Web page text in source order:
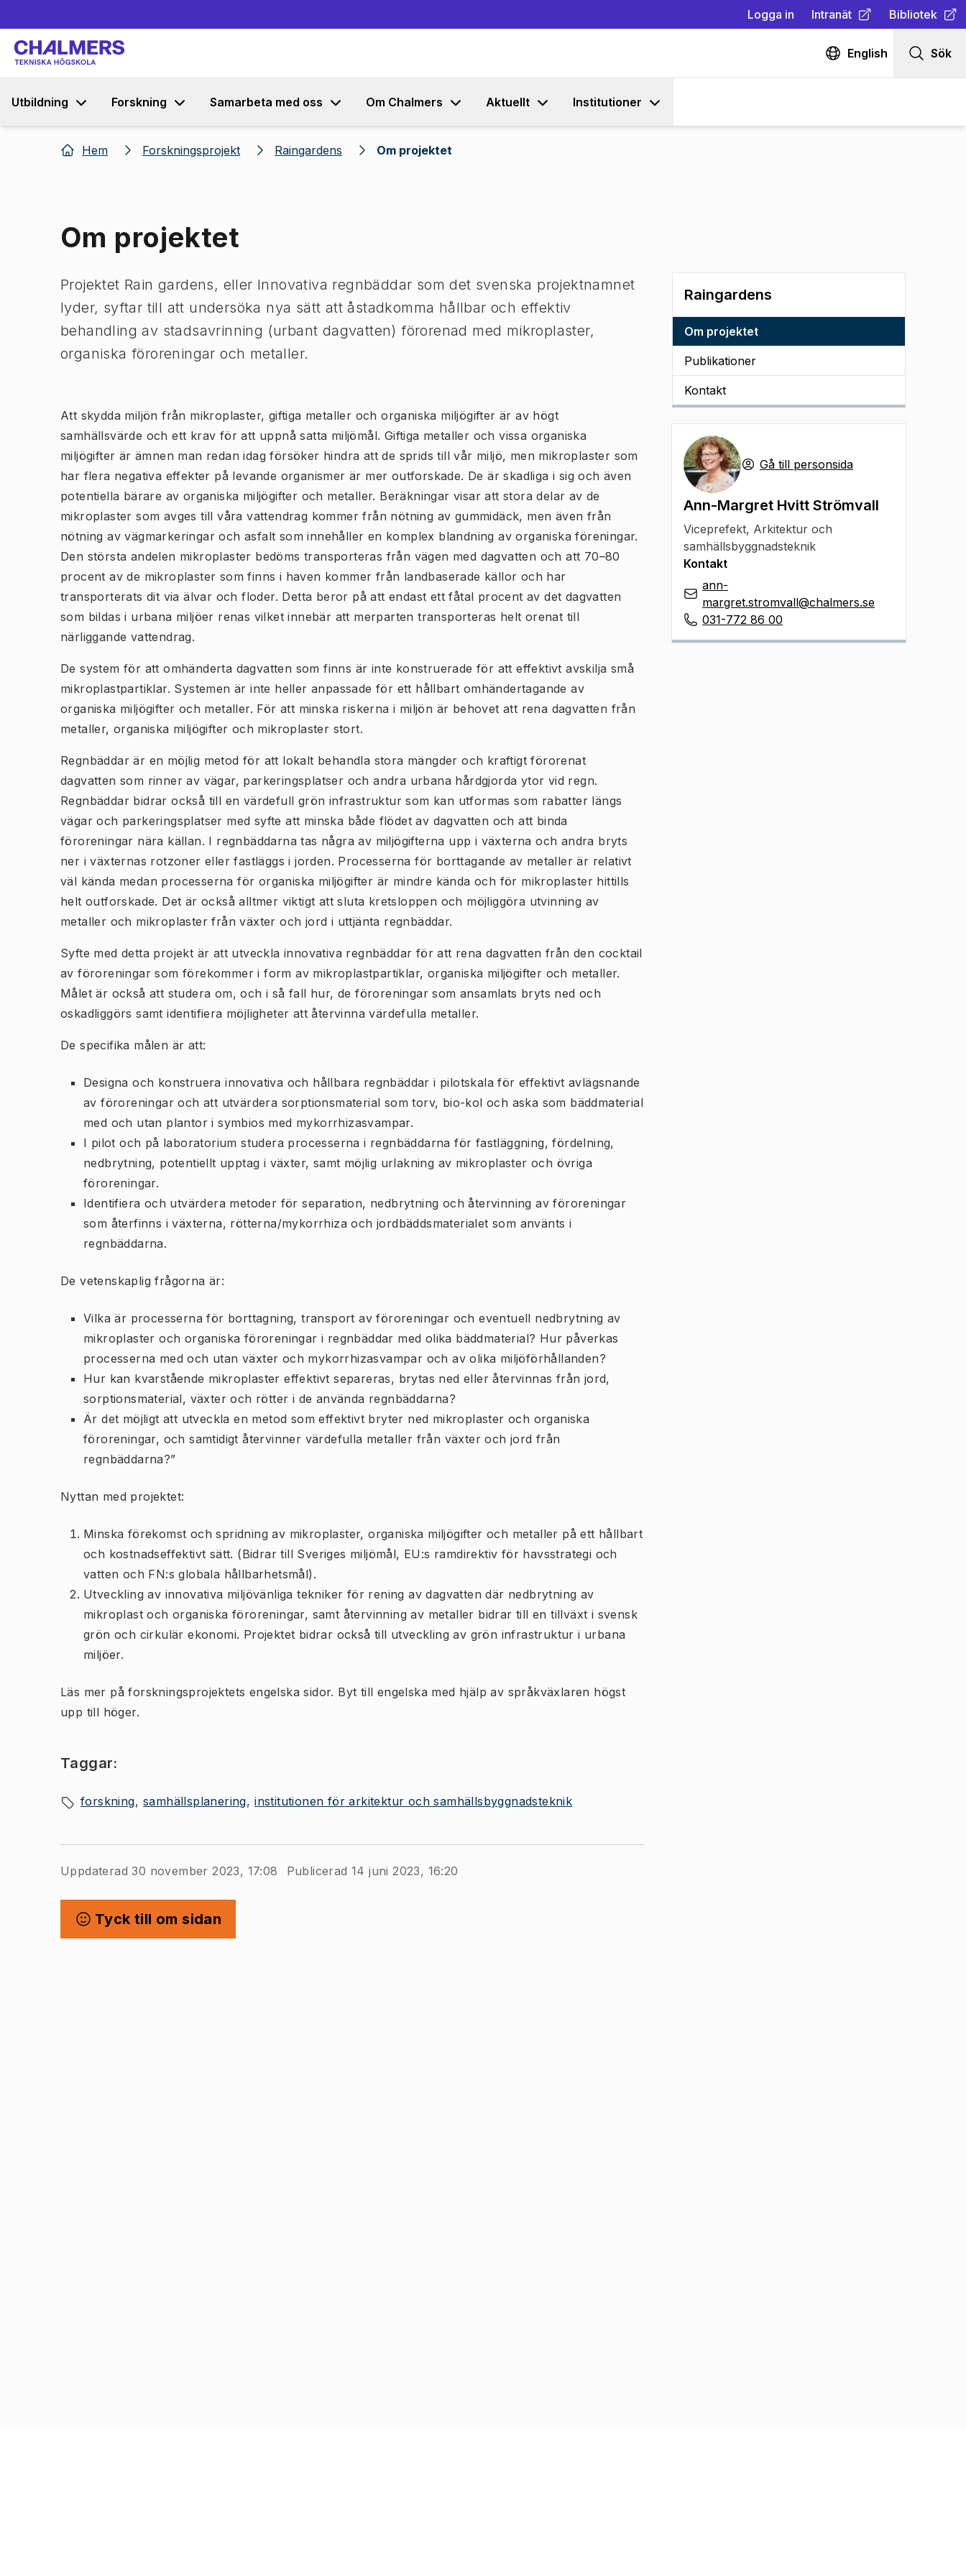
Logga in Intranät
(Öppnas i ny flik)
Bibliotek
(Öppnas i ny
English Sök
Utbildning Forskning Samarbeta med oss Om Chalmers Aktuellt Institutioner
Hem Forskningsprojekt Raingardens Om projektet
Om projektet
Projektet Rain gardens, eller Innovativa regnbäddar som det svenska projektnamnet
lyder, syftar till att undersöka nya sätt att åstadkomma hållbar och effektiv
behandling av stadsavrinning (urbant dagvatten) förorenad med mikroplaster,
organiska föroreningar och metaller.
Att skydda miljön från mikroplaster, giftiga metaller och organiska miljögifter är av högt
samhällsvärde och ett krav för att uppnå satta miljömål. Giftiga metaller och vissa organiska
miljögifter är ämnen man redan idag försöker hindra att de sprids till vår miljö, men mikroplaster som
har flera negativa effekter på levande organismer är mer outforskade. De är skadliga i sig och även
potentiella bärare av organiska miljögifter och metaller. Beräkningar visar att stora delar av de
mikroplaster som avges till våra vattendrag kommer från nötning av gummidäck, men även från
nötning av vägmarkeringar och asfalt som innehåller en komplex blandning av organiska föreningar.
Den största andelen mikroplaster bedöms transporteras från vägen med dagvatten och att 70–80
procent av de mikroplaster som finns i haven kommer från landbaserade källor och har
transporterats dit via älvar och floder. Detta beror på att endast ett fåtal procent av det dagvatten
som bildas i urbana miljöer renas vilket innebär att merparten transporteras helt orenat till
närliggande vattendrag.
De system för att omhänderta dagvatten som finns är inte konstruerade för att effektivt avskilja små
mikroplastpartiklar. Systemen är inte heller anpassade för ett hållbart omhändertagande av
organiska miljögifter och metaller. För att minska riskerna i miljön är behovet att rena dagvatten från
metaller, organiska miljögifter och mikroplaster stort.
Regnbäddar är en möjlig metod för att lokalt behandla stora mängder och kraftigt förorenat
dagvatten som rinner av vägar, parkeringsplatser och andra urbana hårdgjorda ytor vid regn.
Regnbäddar bidrar också till en värdefull grön infrastruktur som kan utformas som rabatter längs
vägar och parkeringsplatser med syfte att minska både flödet av dagvatten och att binda
föroreningar nära källan. I regnbäddarna tas några av miljögifterna upp i växterna och andra bryts
ner i växternas rotzoner eller fastläggs i jorden. Processerna för borttagande av metaller är relativt
väl kända medan processerna för organiska miljögifter är mindre kända och för mikroplaster hittills
helt outforskade. Det är också alltmer viktigt att sluta kretsloppen och möjliggöra utvinning av
metaller och mikroplaster från växter och jord i uttjänta regnbäddar.
Syfte med detta projekt är att utveckla innovativa regnbäddar för att rena dagvatten från den cocktail
av föroreningar som förekommer i form av mikroplastpartiklar, organiska miljögifter och metaller.
Målet är också att studera om, och i så fall hur, de föroreningar som ansamlats bryts ned och
oskadliggörs samt identifiera möjligheter att återvinna värdefulla metaller.
De specifika målen är att:
Designa och konstruera innovativa och hållbara regnbäddar i pilotskala för effektivt avlägsnande
av föroreningar och att utvärdera sorptionsmaterial som torv, bio-kol och aska som bäddmaterial
med och utan plantor i symbios med mykorrhizasvampar.
I pilot och på laboratorium studera processerna i regnbäddarna för fastläggning, fördelning,
nedbrytning, potentiellt upptag i växter, samt möjlig urlakning av mikroplaster och övriga
föroreningar.
Identifiera och utvärdera metoder för separation, nedbrytning och återvinning av föroreningar
som återfinns i växterna, rötterna/mykorrhiza och jordbäddsmaterialet som använts i
regnbäddarna.
De vetenskaplig frågorna är:
Vilka är processerna för borttagning, transport av föroreningar och eventuell nedbrytning av
mikroplaster och organiska föroreningar i regnbäddar med olika bäddmaterial? Hur påverkas
processerna med och utan växter och mykorrhizasvampar och av olika miljöförhållanden?
Hur kan kvarstående mikroplaster effektivt separeras, brytas ned eller återvinnas från jord,
sorptionsmaterial, växter och rötter i de använda regnbäddarna?
Är det möjligt att utveckla en metod som effektivt bryter ned mikroplaster och organiska
föroreningar, och samtidigt återvinner värdefulla metaller från växter och jord från
regnbäddarna?”
Nyttan med projektet:
Minska förekomst och spridning av mikroplaster, organiska miljögifter och metaller på ett hållbart
och kostnadseffektivt sätt. (Bidrar till Sveriges miljömål, EU:s ramdirektiv för havsstrategi och
vatten och FN:s globala hållbarhetsmål).
Utveckling av innovativa miljövänliga tekniker för rening av dagvatten där nedbrytning av
mikroplast och organiska föroreningar, samt återvinning av metaller bidrar till en tillväxt i svensk
grön och cirkulär ekonomi. Projektet bidrar också till utveckling av grön infrastruktur i urbana
miljöer.
Läs mer på forskningsprojektets engelska sidor. Byt till engelska med hjälp av språkväxlaren högst
upp till höger.
Taggar:
forskning samhällsplanering institutionen för arkitektur och samhällsbyggnadsteknik
Uppdaterad 30 november 2023, 17:08 Publicerad 14 juni 2023, 16:20
Tyck till om sidan
Raingardens
Om projektet
Publikationer
Kontakt
Gå till personsida
Ann-Margret Hvitt Strömvall
Viceprefekt, Arkitektur och
samhällsbyggnadsteknik
Kontakt
ann-
margret.stromvall@chalmers.se
031-772 86 00